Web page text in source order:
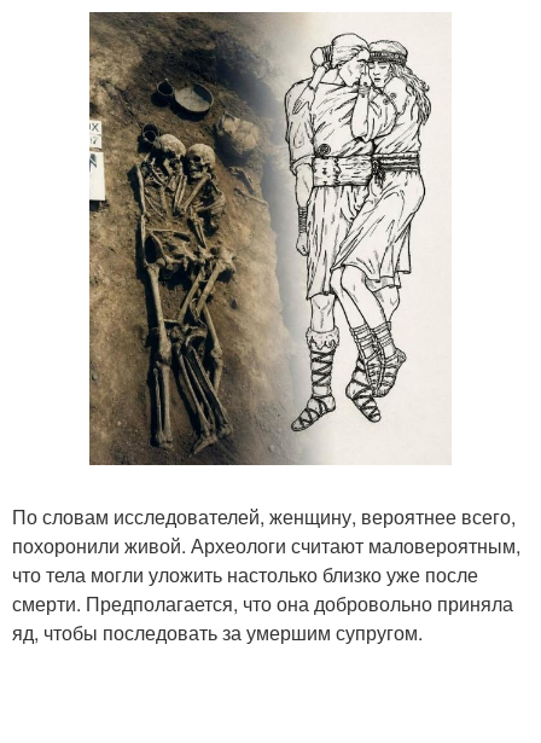
По словам исследователей, женщину, вероятнее всего,
похоронили живой. Археологи считают маловероятным,
что тела могли уложить настолько близко уже после
смерти. Предполагается, что она добровольно приняла
яд, чтобы последовать за умершим супругом.